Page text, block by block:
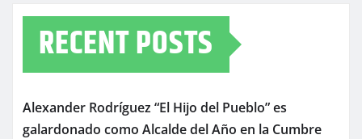
RECENT POSTS
Alexander Rodríguez “El Hijo del Pueblo” es
galardonado como Alcalde del Año en la Cumbre